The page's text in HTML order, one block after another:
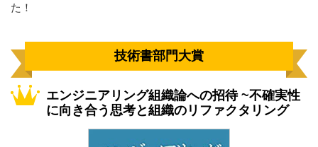
た！
技術書部門大賞
エンジニアリング組織論への招待 ~不確実性
に向き合う思考と組織のリファクタリング